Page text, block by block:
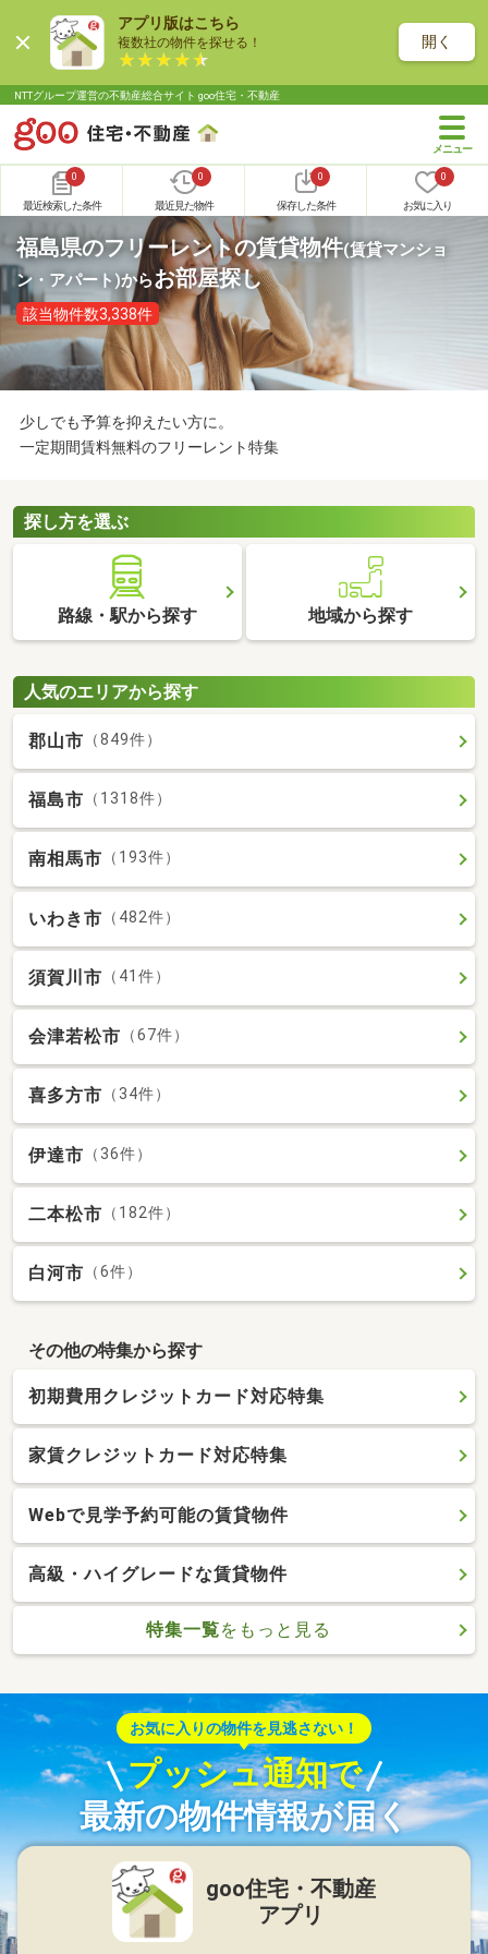
アプリ版はこちら
複数社の物件を探せる！ 開く
NTTグループ運営の不動産総合サイト goo住宅・不動産
0
最近検索した条件
0
最近見た物件
0
保存した条件
0
お気に入り
福島県のフリーレントの賃貸物件(賃貸マンショ
ン・アパート)からお部屋探し
該当物件数3,338件
少しでも予算を抑えたい方に。
一定期間賃料無料のフリーレント特集
探し方を選ぶ
路線・駅から探す 地域から探す
人気のエリアから探す
郡山市 （849件）
福島市 （1318件）
南相馬市 （193件）
いわき市 （482件）
須賀川市 （41件）
会津若松市 （67件）
喜多方市 （34件）
伊達市 （36件）
二本松市 （182件）
白河市 （6件）
その他の特集から探す
初期費用クレジットカード対応特集
家賃クレジットカード対応特集
Webで見学予約可能の賃貸物件
高級・ハイグレードな賃貸物件
特集一覧をもっと見る
お気に入りの物件を見逃さない！
プッシュ通知で
最新の物件情報が届く
goo住宅・不動産
アプリ